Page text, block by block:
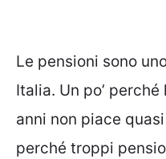
Le pensioni sono
Italia. Un po’
anni non piace
perché troppi